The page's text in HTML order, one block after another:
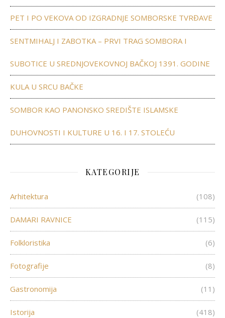
PET I PO VEKOVA OD IZGRADNJE SOMBORSKE TVRĐAVE
SENTMIHALJ I ZABOTKA – PRVI TRAG SOMBORA I
SUBOTICE U SREDNJOVEKOVNOJ BAČKOJ 1391. GODINE
KULA U SRCU BAČKE
SOMBOR KAO PANONSKO SREDIŠTE ISLAMSKE
DUHOVNOSTI I KULTURE U 16. I 17. STOLEĆU
KATEGORIJE
Arhitektura (108)
DAMARI RAVNICE (115)
Folkloristika (6)
Fotografije (8)
Gastronomija (11)
Istorija (418)